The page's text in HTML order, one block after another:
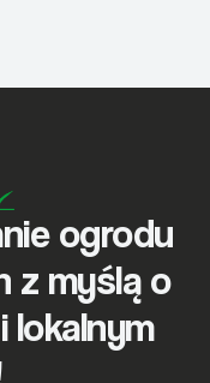
ogrodu
z myślą o
lokalnym